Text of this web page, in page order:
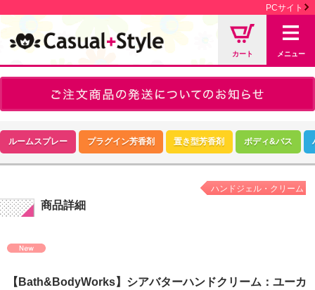
PCサイト
カート メニュー
ルームスプレー プラグイン芳香剤 置き型芳香剤 ボディ&バス
商品詳細
ハンドジェル・クリーム
【Bath&BodyWorks】シアバターハンドクリーム：ユーカ